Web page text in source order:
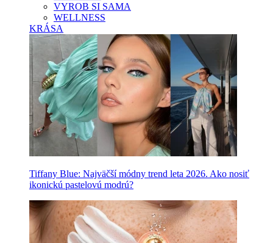
VYROB SI SAMA
WELLNESS
KRÁSA
Tiffany Blue: Najväčší módny trend leta 2026. Ako nosiť
ikonickú pastelovú modrú?